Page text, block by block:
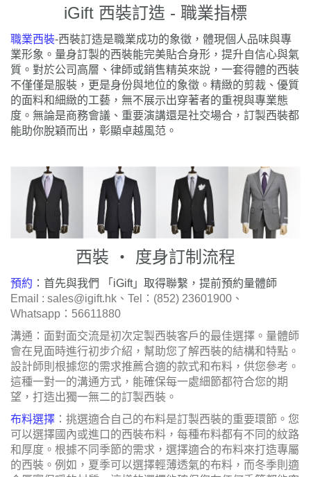
iGift 西裝訂造 - 職業指標
職業西裝-西裝訂造是職業成功的象徵，體現個人品味與專
業形象。量身訂製的西裝能完美貼合身形，提升自信心與氣
質。對於公司高層、律師或銷售精英來說，一套得體的西裝
不僅僅是服裝，更是身份與地位的象徵。精緻的剪裁、優質
的面料和細緻的工藝，無不展示出穿著者的重視與專業態
度。無論是商務會議、重要演講還是社交場合，訂製西裝都
能助你脫穎而出，彰顯卓越風范。
西裝 ‧ 度身訂制流程
預約 ：首先與我們 「 iGift」取得聯繫，提前預約量體師
Email : sales@igift.hk 、Tel：(852) 23601900、
Whatsapp：56611880
溝通：面對面交流是初次定製西裝客戶的最佳選擇。量體師
會在見面時進行初步介紹，幫助您了解西裝的結構和特點。
設計師則根據您的需求推薦合適的款式和布料，供您參考。
這種一對一的溝通方式，能確保每一處細節都符合您的期
望，打造出獨一無二的訂製西裝。
布料選擇 ：挑選適合自己的布料是訂製西裝的重要環節。您
可以選擇國內或進口的西裝布料，每種布料都有不同的紋路
和厚度。根據不同季節的需求，選擇適合的布料來打造專屬
的西裝。例如，夏季可以選擇輕薄透氣的布料，而冬季則適